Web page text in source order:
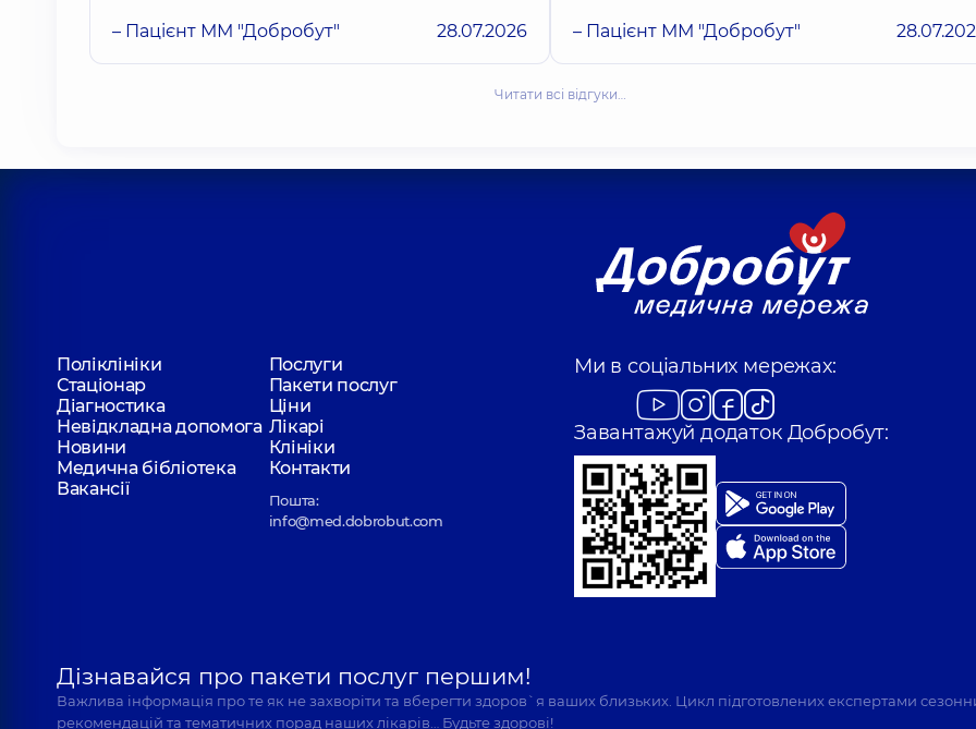
– Пацієнт ММ "Добробут" 28.07.2026 – Пацієнт ММ "Добробут"
Читати всі відгуки…
Поліклініки
Послуги
Стаціонар
Пакети послуг
Діагностика
Ціни
Невідкладна допомога Лікарі
Новини
Клініки
Медична бібліотека
Контакти
Вакансії
Пошта:
info@med.dobrobut.com
Ми в соціальних мережах:
Завантажуй додаток Добробут:
Дізнавайся про пакети послуг першим!
Важлива інформація про те як не захворіти та вберегти здоров`я ваших близьких. Цикл підготовлених експертами
рекомендацій та тематичних порад наших лікарів… Будьте здорові!